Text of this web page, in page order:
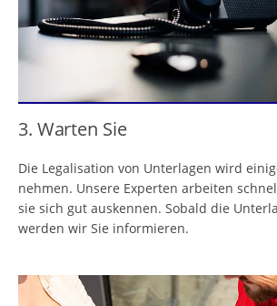
3. Warten Sie
Die Legalisation von Unterlagen wird
nehmen. Unsere Experten arbeiten
sie sich gut auskennen. Sobald die
werden wir Sie informieren.